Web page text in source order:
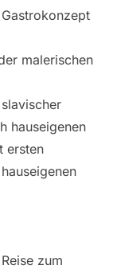
malerischen
hauseigenen
ersten
zum